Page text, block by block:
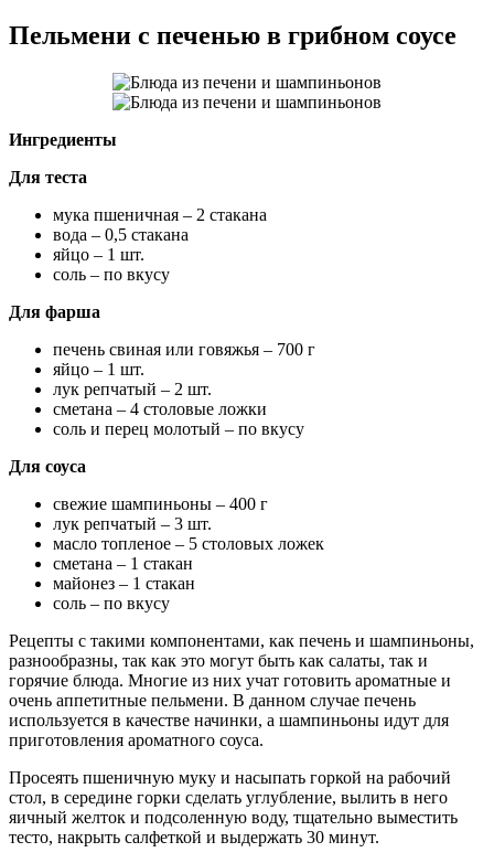
Пельмени с печенью в грибном соусе
Ингредиенты
Для теста
мука пшеничная – 2 стакана
вода – 0,5 стакана
яйцо – 1 шт.
соль – по вкусу
Для фарша
печень свиная или говяжья – 700 г
яйцо – 1 шт.
лук репчатый – 2 шт.
сметана – 4 столовые ложки
соль и перец молотый – по вкусу
Для соуса
свежие шампиньоны – 400 г
лук репчатый – 3 шт.
масло топленое – 5 столовых ложек
сметана – 1 стакан
майонез – 1 стакан
соль – по вкусу
Рецепты с такими компонентами, как печень и шампиньоны,
разнообразны, так как это могут быть как салаты, так и
горячие блюда. Многие из них учат готовить ароматные и
очень аппетитные пельмени. В данном случае печень
используется в качестве начинки, а шампиньоны идут для
приготовления ароматного соуса.
Просеять пшеничную муку и насыпать горкой на рабочий
стол, в середине горки сделать углубление, вылить в него
яичный желток и подсоленную воду, тщательно выместить
тесто, накрыть салфеткой и выдержать 30 минут.